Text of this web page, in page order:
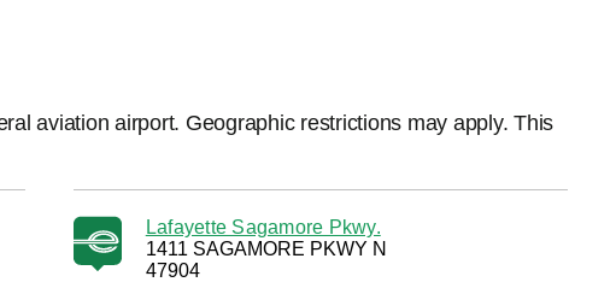
aviation airport. Geographic restrictions may apply. This
Lafayette Sagamore Pkwy.
1411 SAGAMORE PKWY N
47904